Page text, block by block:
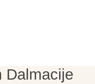
Dalmacije